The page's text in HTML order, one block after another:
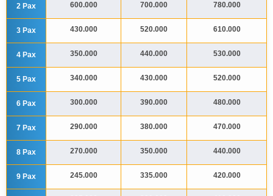
2 Pax 600.000 700.000 780.000
3 Pax 430.000 520.000 610.000
4 Pax 350.000 440.000 530.000
5 Pax 340.000 430.000 520.000
6 Pax 300.000 390.000 480.000
7 Pax 290.000 380.000 470.000
8 Pax 270.000 350.000 440.000
9 Pax 245.000 335.000 420.000